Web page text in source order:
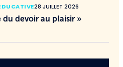
28 JUILLET 2026
du devoir au plaisir »